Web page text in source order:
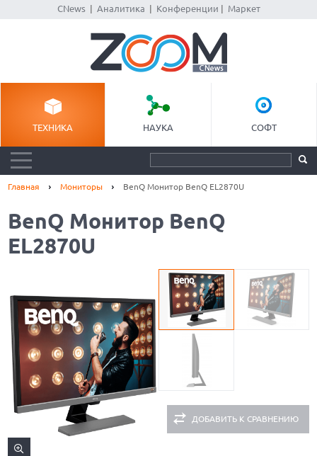
CNews| Аналитика Конференции Маркет
ТЕХНИКА НАУКА СОФТ
Главная Мониторы BenQ Монитор BenQ EL2870U
BenQ Монитор BenQ
EL2870U
ДОБАВИТЬ К СРАВНЕНИЮ